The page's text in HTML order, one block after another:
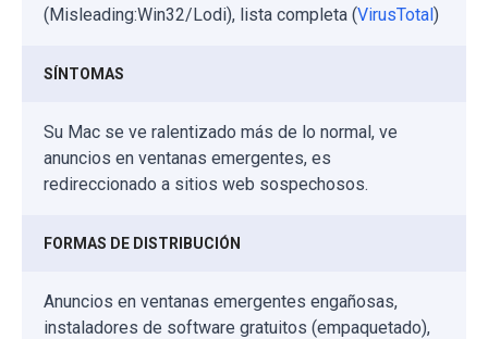
(Misleading:Win32/Lodi), lista completa (VirusTotal)
SÍNTOMAS
Su Mac se ve ralentizado más de lo normal, ve
anuncios en ventanas emergentes, es
redireccionado a sitios web sospechosos.
FORMAS DE DISTRIBUCIÓN
Anuncios en ventanas emergentes engañosas,
instaladores de software gratuitos (empaquetado),